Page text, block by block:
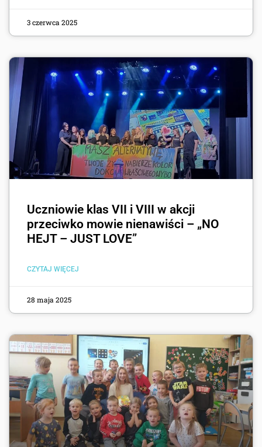
3 czerwca 2025
Uczniowie klas VII i VIII w akcji
przeciwko mowie nienawiści – „NO
HEJT – JUST LOVE”
CZYTAJ WIĘCEJ
28 maja 2025